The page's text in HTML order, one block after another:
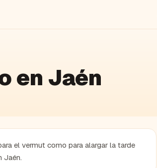
en Jaén
el vermut como para alargar la tarde
Jaén.